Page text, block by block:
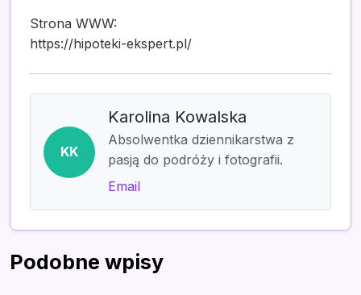
Strona WWW:
https://hipoteki-ekspert.pl/
KK
Karolina Kowalska
Absolwentka dziennikarstwa z
pasją do podróży i fotografii.
Email
Podobne wpisy